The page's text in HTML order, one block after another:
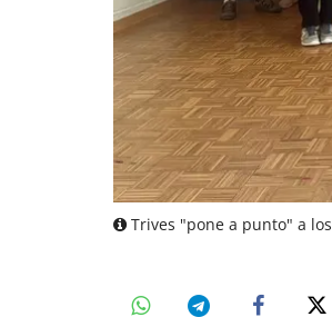
Trives "pone a punto" a